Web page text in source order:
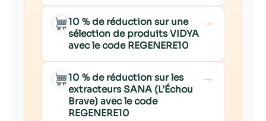
10 % de réduction sur une
sélection de produits VIDYA
avec le code REGENERE10
→
10 % de réduction sur les
extracteurs SANA (L’Échou
Brave) avec le code
REGENERE10
→